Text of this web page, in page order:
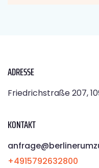
ADRESSE
Friedrichstraße 207,
KONTAKT
+4915792632800